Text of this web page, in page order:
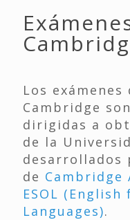
Los
Cambridge
dirigidas a
de la
desarrollados
de Cambridge
ESOL
Languages).